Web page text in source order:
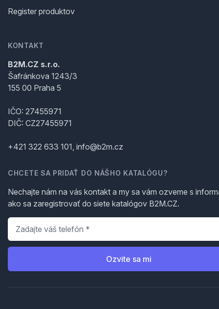
Register produktov
KONTAKT
B2M.CZ s.r.o.
Šafránkova 1243/3
155 00 Praha 5
IČO: 27455971
DIČ: CZ27455971
+421 322 633 101, info@b2m.cz
CHCETE SA PRIDAŤ DO NÁŠHO KATALÓGU?
Nechajte nám na vás kontakt a my sa vám ozveme s
ako sa zaregistrovať do siete katalógov B2M.CZ.
Telefón
Ozvite sa mi